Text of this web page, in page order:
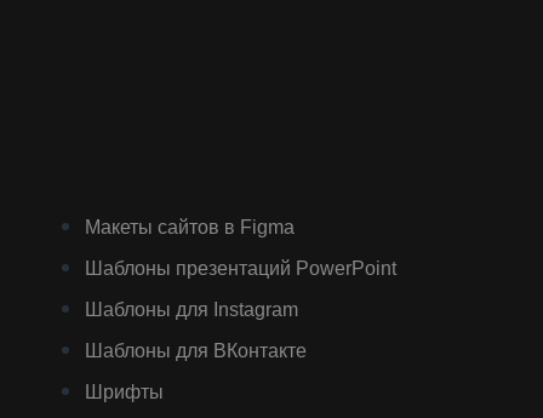
Макеты сайтов в Figma
Шаблоны презентаций PowerPoint
Шаблоны для Instagram
Шаблоны для ВКонтакте
Шрифты